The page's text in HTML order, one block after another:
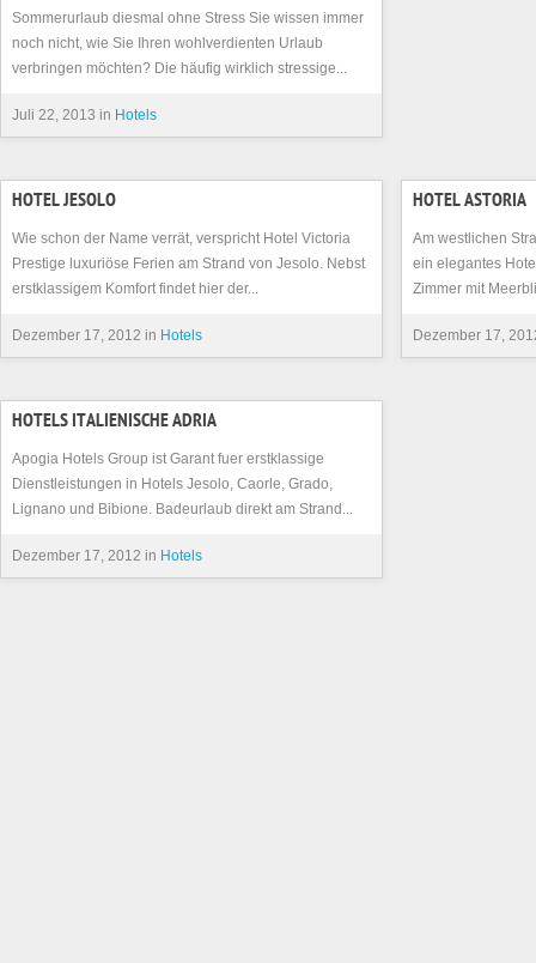
Sommerurlaub diesmal ohne Stress Sie wissen immer
noch nicht, wie Sie Ihren wohlverdienten Urlaub
verbringen möchten? Die häufig wirklich stressige...
Juli 22, 2013 in Hotels
HOTEL JESOLO
Wie schon der Name verrät, verspricht Hotel Victoria
Prestige luxuriöse Ferien am Strand von Jesolo. Nebst
erstklassigem Komfort findet hier der...
Dezember 17, 2012 in Hotels
HOTEL ASTORIA
Am westlichen
ein elegantes
Zimmer mit
Dezember 17,
HOTELS ITALIENISCHE ADRIA
Apogia Hotels Group ist Garant fuer erstklassige
Dienstleistungen in Hotels Jesolo, Caorle, Grado,
Lignano und Bibione. Badeurlaub direkt am Strand...
Dezember 17, 2012 in Hotels